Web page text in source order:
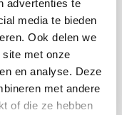
advertenties te
media te bieden
Ook delen we
met onze
en analyse. Deze
met andere
of die ze hebben